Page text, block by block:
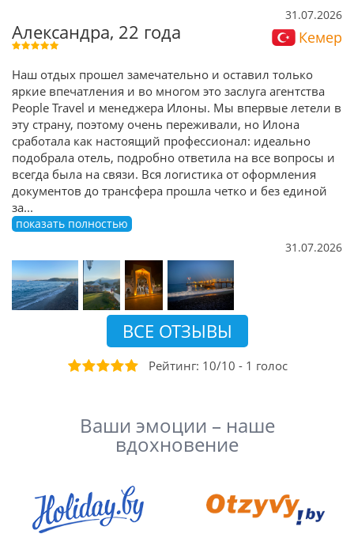
31.07.2026
Александра, 22 года Кемер
Наш отдых прошел замечательно и оставил только
яркие впечатления и во многом это заслуга агентства
People Travel и менеджера Илоны. Мы впервые летели в
эту страну, поэтому очень переживали, но Илона
сработала как настоящий профессионал: идеально
подобрала отель, подробно ответила на все вопросы и
всегда была на связи. Вся логистика от оформления
документов до трансфера прошла четко и без единой
за...
показать полностью
31.07.2026
ВСЕ ОТЗЫВЫ
Рейтинг: 10/10 - 1 голос
Ваши эмоции – наше
вдохновение